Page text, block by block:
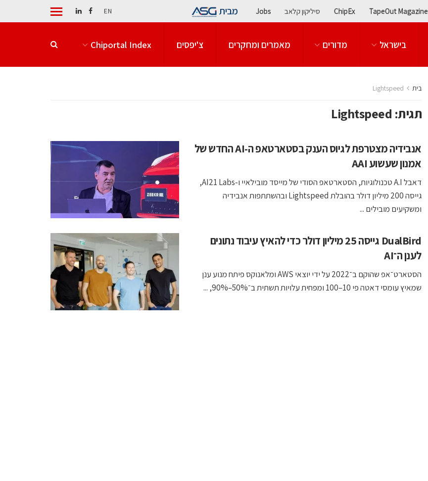
TapeOut Magazine
ChipEx סיליקון קלאב Jobs מבית EN
בישראל מדורים מאמרים ומחקרים צ'יפסים Chiportal Index
בית Lightspeed
תגית: Lightspeed
אנבידיה מצטרפת לגיוס הענק בסטארטאפ ה-AI החדש של
אמנון שעשוע AAI
דאבל A.I טכנולוגיות, הסטארטאפ הסודי של מייסד מובילאיי ו-AI21 Labs,
גייסה 200 מיליון דולר בהובלת Lightspeed ובהשתתפות אנבידיה
ומשקיעים מובילים ...
DualBird גייסה 25 מיליון דולר כדי להאיץ עיבוד נתונים
לענן ה־AI
הסטארט־אפ שהוקם ב־2022 על ידי יוצאי AWS ומלאנוקס פיתח מנוע ענן
שמאיץ עומסי דאטה פי 10–100 ומפחית עלויות תשתית ב־50%–90%, ...